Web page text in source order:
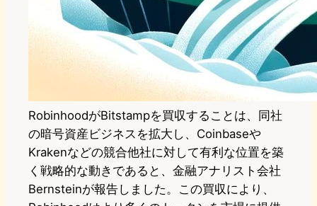
RobinhoodがBitstampを買収することは、同社
の暗号資産ビジネスを拡大し、Coinbaseや
Krakenなどの競合他社に対して有利な位置を築
く戦略的な動きであると、金融アナリスト会社
Bernsteinが報告しました。この買収により、